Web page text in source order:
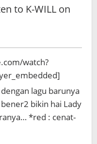
to K-WILL on
watch?
lagu barunya
bener2 bikin hai Lady
*red : cenat-